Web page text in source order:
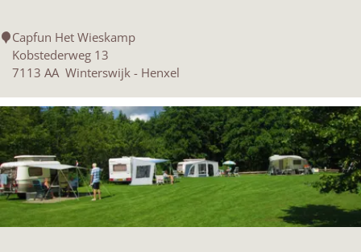
e
ä
s
e
r
e
i
"
D
i
n
l
C
u
n
H
e
t
W
e
Capfun Het Wieskamp
Kobstederweg 13
7113 AA Winterswijk - Henxel